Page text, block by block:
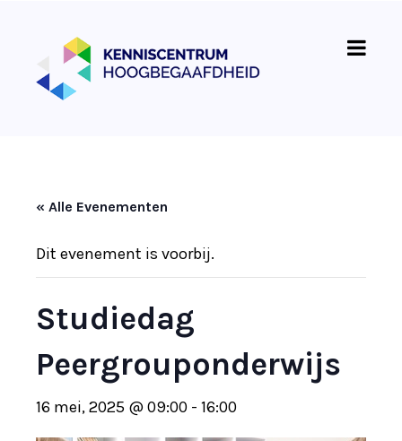
« Alle Evenementen
Dit evenement is voorbij.
Studiedag
Peergrouponderwijs
16 mei, 2025 @ 09:00 - 16:00